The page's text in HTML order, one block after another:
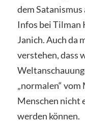
dem
Infos bei Tilman
Janich. Auch da
verstehen, dass
„normalen“
Menschen nicht
werden können.